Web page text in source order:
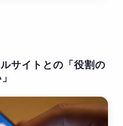
サイトとの「役割の